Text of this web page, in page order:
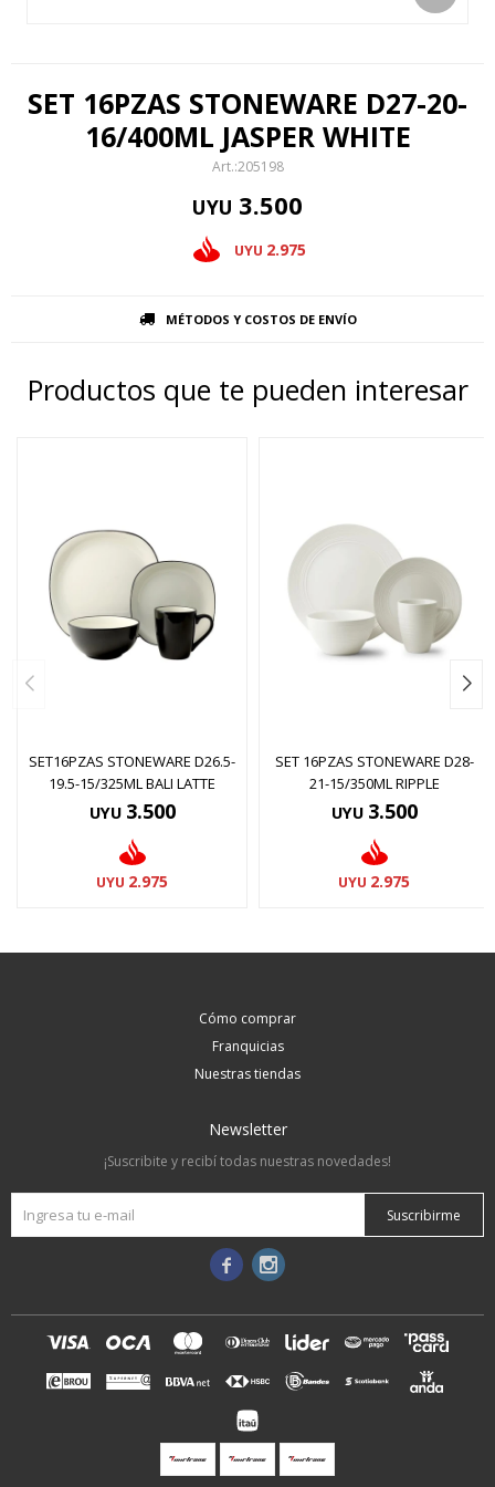
SET 16PZAS STONEWARE D27-20-
16/400ML JASPER WHITE
205198
UYU 3.500
UYU 2.975
MÉTODOS Y COSTOS DE ENVÍO
Productos que te pueden interesar
SET16PZAS STONEWARE D26.5-
19.5-15/325ML BALI LATTE
UYU 3.500
UYU 2.975
SET 16PZAS STONEWARE D28-
21-15/350ML RIPPLE
UYU 3.500
UYU 2.975
Cómo comprar
Franquicias
Nuestras tiendas
Newsletter
¡Suscribite y recibí todas nuestras novedades!
Suscribirme
 